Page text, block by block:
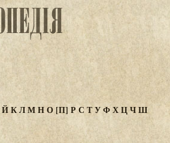
ЙКЛМНО[П] Р С ТУФХЦЧШ